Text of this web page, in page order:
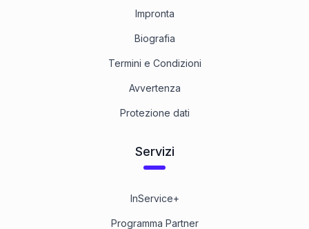
Impronta
Biografia
Termini e Condizioni
Avvertenza
Protezione dati
Servizi
InService+
Programma Partner